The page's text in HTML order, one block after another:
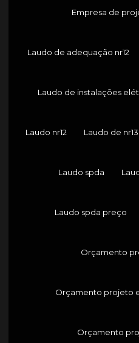
Empresa de
Laudo de adequação nr12
Laudo de instalações
Laudo nr12 Laudo de nr13
Laudo spda
Laudo spda preço
Orçamento
Orçamento projeto
Orçamento